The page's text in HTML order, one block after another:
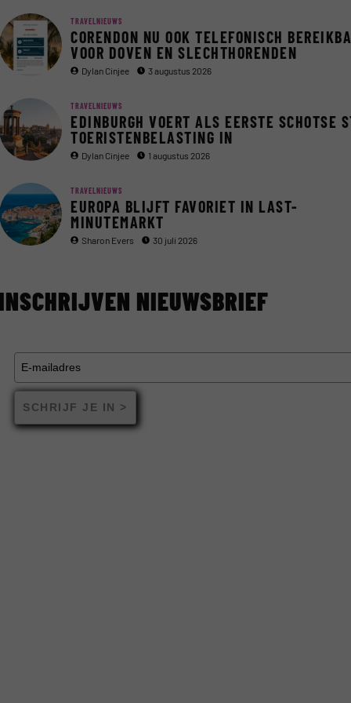
TRAVELNIEUWS
CORENDON NU OOK TELEFONISCH
VOOR DOVEN EN SLECHTHORENDEN
Dylan Cinjee 3 augustus 2026
TRAVELNIEUWS
EDINBURGH VOERT ALS EERSTE SCHOTSE
TOERISTENBELASTING IN
Dylan Cinjee 1 augustus 2026
TRAVELNIEUWS
EUROPA BLIJFT FAVORIET IN LAST-
MINUTEMARKT
Sharon Evers 30 juli 2026
NIEUWSBRIEF
SCHRIJF JE IN >